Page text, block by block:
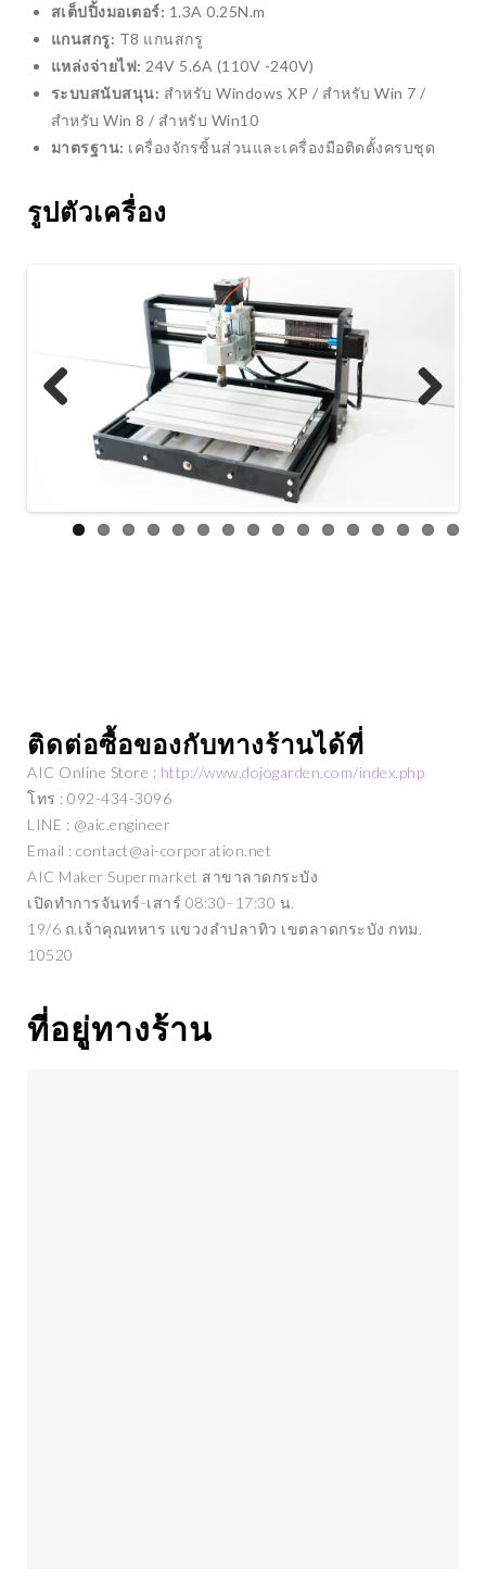
สเต็ปปิ้งมอเตอร์: 1.3A 0.25N.m
แกนสกรู: T8 แกนสกรู
แหล่งจ่ายไฟ: 24V 5.6A (110V -240V)
ระบบสนับสนุน: สำหรับ Windows XP / สำหรับ Win 7 /
สำหรับ Win 8 / สำหรับ Win10
มาตรฐาน: เครื่องจักรชิ้นส่วนและเครื่องมือติดตั้งครบชุด
รูปตัวเครื่อง
Previous
ติดต่อซื้อของกับทางร้านได้ที่
AIC Online Store : http://www.dojogarden.com/index.php
โทร : 092-434-3096
LINE : @aic.engineer
Email : contact@ai-corporation.net
AIC Maker Supermarket สาขาลาดกระบัง
เปิดทำการจันทร์-เสาร์ 08:30–17:30 น.
19/6 ถ.เจ้าคุณทหาร แขวงลำปลาทิว เขตลาดกระบัง กทม.
10520
ที่อยู่ทางร้าน
PROJECT
คุมผ่าน BLYNK ทำเล่นเองได้ง่ายๆ